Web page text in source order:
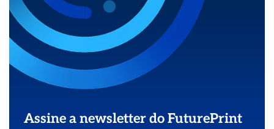
Assine a newsletter do FuturePrint